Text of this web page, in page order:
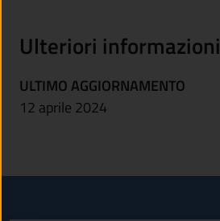
Ulteriori informazioni
ULTIMO AGGIORNAMENTO
12 aprile 2024